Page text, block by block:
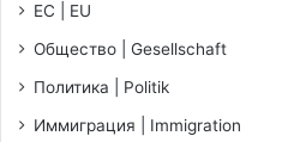
ЕС | EU
Общество | Gesellschaft
Политика | Politik
Иммиграция | Immigration